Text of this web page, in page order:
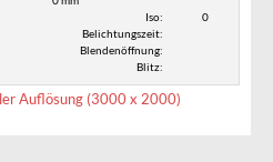
Iso:
0
Belichtungszeit:
Blendenöffnung:
Blitz:
Auflösung (3000 x 2000)